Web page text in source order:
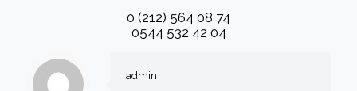
0 (212) 564 08 74
0544 532 42 04
admin